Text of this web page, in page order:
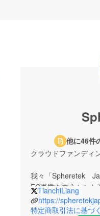
他に46件
クラウドファンディ
我々「Spheretek
EC事業を中心とした
いに紹介・販売する
は我々の長久の目標
TianchiLiang
https://
特定商取引法に基づ